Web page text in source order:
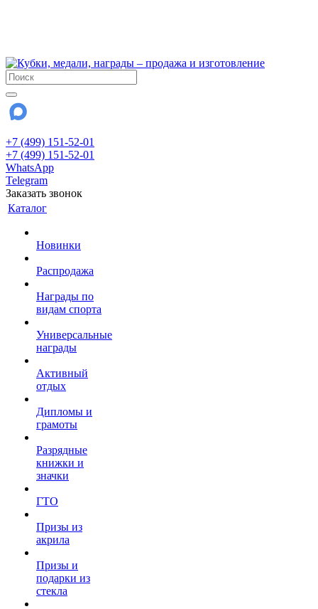
+7 (499) 151-52-01
+7 (499) 151-52-01
WhatsApp
Telegram
Заказать звонок
Каталог
Новинки
Распродажа
Награды по
видам спорта
Универсальные
награды
Активный
отдых
Дипломы и
грамоты
Разрядные
книжки и
значки
ГТО
Призы из
акрила
Призы и
подарки из
стекла